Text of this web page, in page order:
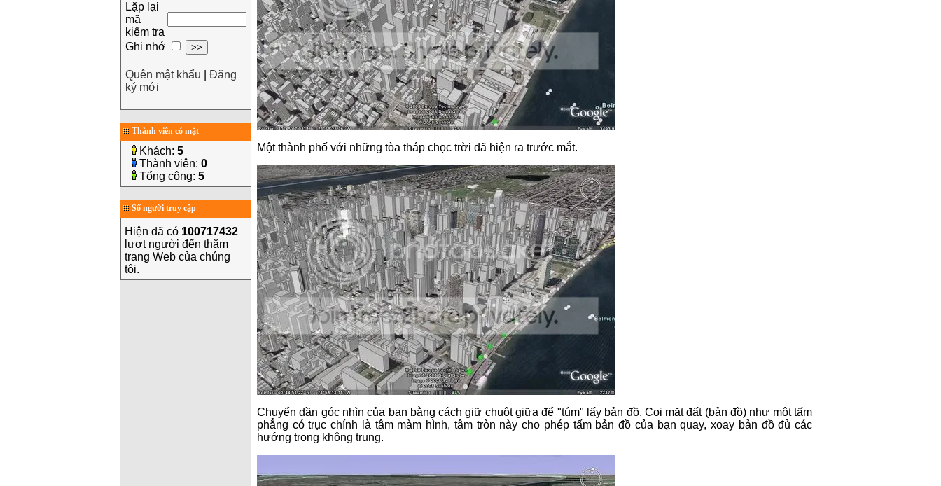
Lặp lại
mã
kiểm tra
Ghi nhớ
Quên mật khẩu
Đăng
ký mới
Thành viên có mặt
Khách: 5
Thành viên: 0
Tổng cộng: 5
Số người truy cập
Hiện đã có 100717432
lượt người đến thăm
trang Web của chúng
tôi.
Một thành phố với những tòa tháp chọc trời đã hiện ra trước mắt.
Chuyển dần góc nhìn của bạn bằng cách giữ chuột giữa để "túm" lấy bản đồ. Coi mặt đất (bản đồ) như một tấm
phẳng có trục chính là tâm màm hình, tâm tròn này cho phép tấm bản đồ của bạn quay, xoay bản đồ đủ các
hướng trong không trung.